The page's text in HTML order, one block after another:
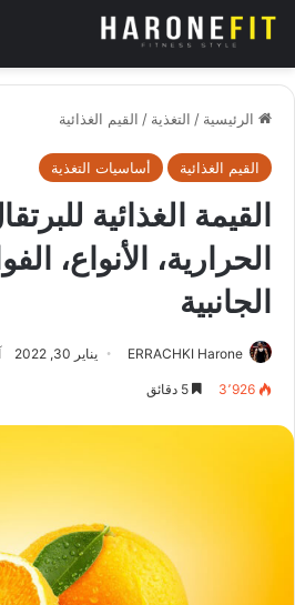
الرئيسية / التغذية / القيم الغذائية
القيم الغذائية أساسيات التغذية
القيمة الغذائية
الحرارية، الأنواع،
الجانبية
ERRACHKI Harone يناير 30, 2022
3٬926